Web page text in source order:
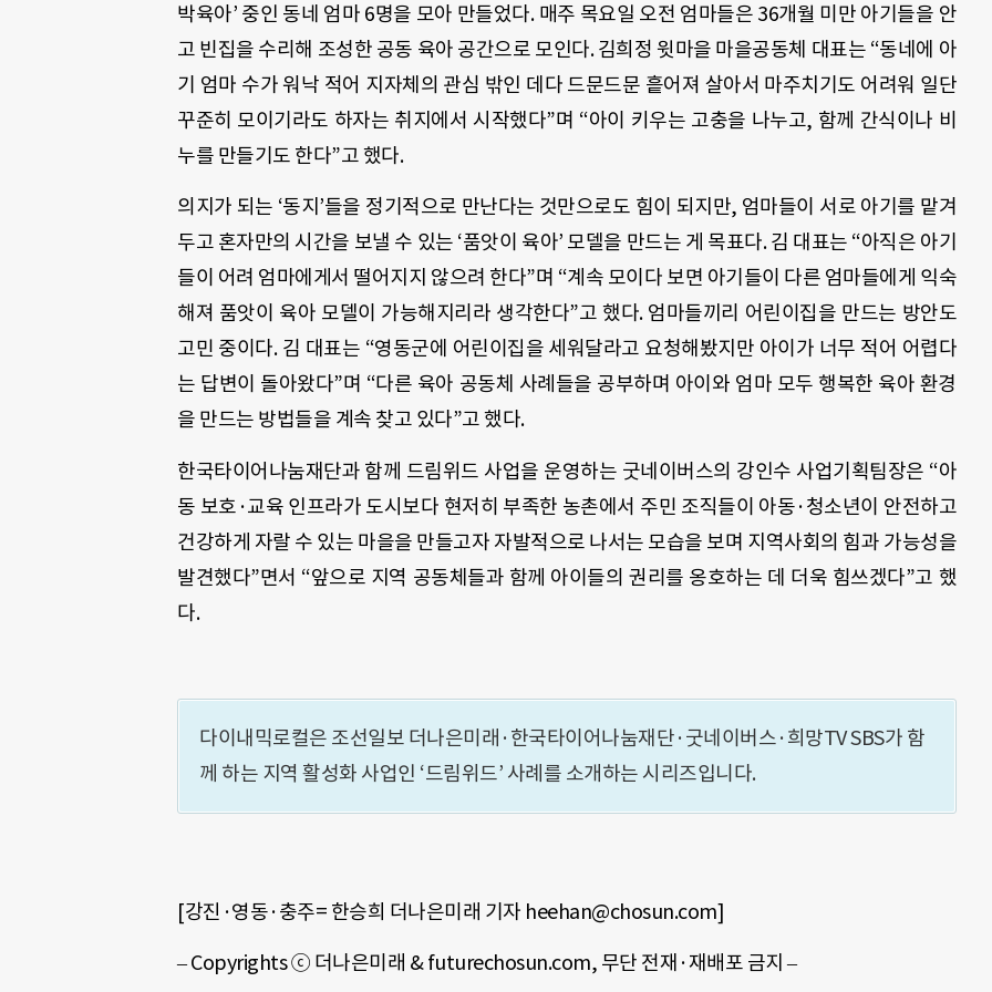
박육아’ 중인 동네 엄마 6명을 모아 만들었다. 매주 목요일 오전 엄마들은 36개월 미만 아기들을 안
고 빈집을 수리해 조성한 공동 육아 공간으로 모인다. 김희정 윗마을 마을공동체 대표는 “동네에 아
기 엄마 수가 워낙 적어 지자체의 관심 밖인 데다 드문드문 흩어져 살아서 마주치기도 어려워 일단
꾸준히 모이기라도 하자는 취지에서 시작했다”며 “아이 키우는 고충을 나누고, 함께 간식이나 비
누를 만들기도 한다”고 했다.
의지가 되는 ‘동지’들을 정기적으로 만난다는 것만으로도 힘이 되지만, 엄마들이 서로 아기를 맡겨
두고 혼자만의 시간을 보낼 수 있는 ‘품앗이 육아’ 모델을 만드는 게 목표다. 김 대표는 “아직은 아기
들이 어려 엄마에게서 떨어지지 않으려 한다”며 “계속 모이다 보면 아기들이 다른 엄마들에게 익숙
해져 품앗이 육아 모델이 가능해지리라 생각한다”고 했다. 엄마들끼리 어린이집을 만드는 방안도
고민 중이다. 김 대표는 “영동군에 어린이집을 세워달라고 요청해봤지만 아이가 너무 적어 어렵다
는 답변이 돌아왔다”며 “다른 육아 공동체 사례들을 공부하며 아이와 엄마 모두 행복한 육아 환경
을 만드는 방법들을 계속 찾고 있다”고 했다.
한국타이어나눔재단과 함께 드림위드 사업을 운영하는 굿네이버스의 강인수 사업기획팀장은 “아
동 보호·교육 인프라가 도시보다 현저히 부족한 농촌에서 주민 조직들이 아동·청소년이 안전하고
건강하게 자랄 수 있는 마을을 만들고자 자발적으로 나서는 모습을 보며 지역사회의 힘과 가능성을
발견했다”면서 “앞으로 지역 공동체들과 함께 아이들의 권리를 옹호하는 데 더욱 힘쓰겠다”고 했
다.
다이내믹로컬은 조선일보 더나은미래·한국타이어나눔재단·굿네이버스·희망TV SBS가 함
께 하는 지역 활성화 사업인 ‘드림위드’ 사례를 소개하는 시리즈입니다.
[강진·영동·충주= 한승희 더나은미래 기자 heehan@chosun.com]
– Copyrights ⓒ 더나은미래 & futurechosun.com, 무단 전재·재배포 금지 –